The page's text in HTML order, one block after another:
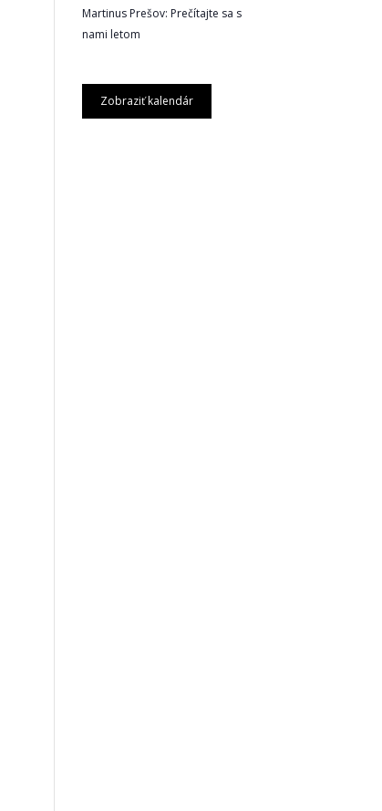
Martinus Prešov: Prečítajte sa s
nami letom
Zobraziť kalendár